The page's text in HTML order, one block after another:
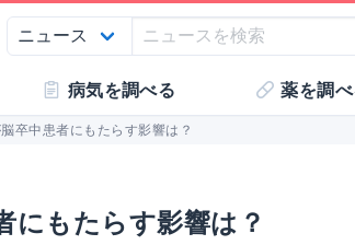
病気を調べる 薬を調べ
卒中患者にもたらす影響は？
にもたらす影響は？